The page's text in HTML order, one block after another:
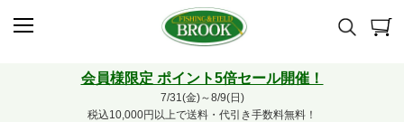
会員様限定 ポイント5倍セール開催！
7/31(金)～8/9(日)
税込10,000円以上で送料・代引き手数料無料！